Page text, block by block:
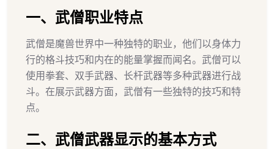
一、武僧职业特点
武僧是魔兽世界中一种独特的职业，他们以身体力
行的格斗技巧和内在的能量掌握而闻名。武僧可以
使用拳套、双手武器、长杆武器等多种武器进行战
斗。在展示武器方面，武僧有一些独特的技巧和特
点。
二、武僧武器显示的基本方式